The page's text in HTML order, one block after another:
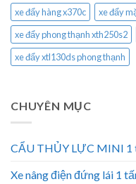
xe đẩy hàng x370c
xe đẩy
xe đẩy phong thạnh xth250s2
xe đẩy xtl130ds phong thạnh
CHUYÊN MỤC
CẨU THỦY LỰC MINI 1
Xe nâng điện đứng lái 1